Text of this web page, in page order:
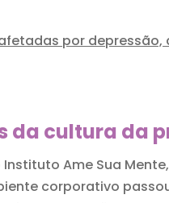
por depressão,
da cultura da
Ame Sua
corporativo